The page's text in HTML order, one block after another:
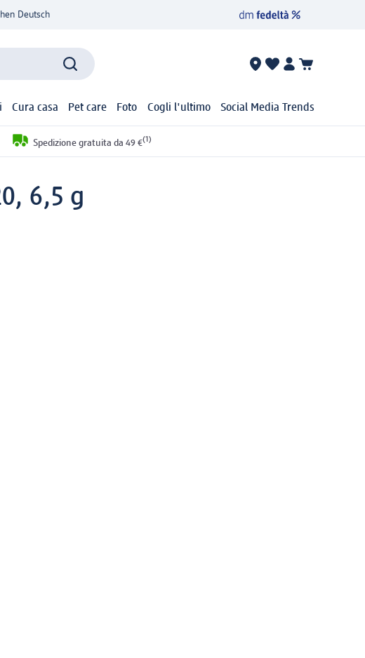
Deutsch
Cura casa Pet care Foto Cogli l'ultimo Social Media Trends
Spedizione gratuita da 49 €(1)
6,5 g